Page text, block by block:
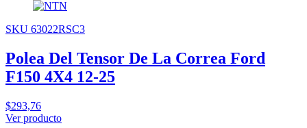
SKU 63022RSC3
Polea Del Tensor De La Correa Ford
F150 4X4 12-25
$293,76
Ver producto